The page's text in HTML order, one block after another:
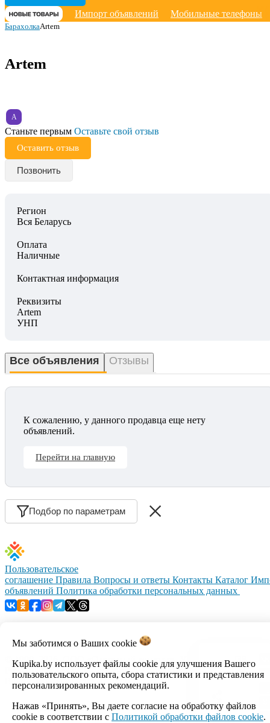
Импорт объявлений
Мобильные телефоны
БарахолкаArtem
Artem
A
Станьте первым Оставьте свой отзыв
Оставить отзыв
Позвонить
Регион
Вся Беларусь
Оплата
Наличные
Контактная информация
Реквизиты
Artem
УНП
Все объявления Отзывы
К сожалению, у данного продавца еще нету
объявлений.
Перейти на главную
Подбор по параметрам
Мы заботимся о Ваших cookie
Kupika.by использует файлы cookie для улучшения Вашего
пользовательского опыта, сбора статистики и представления
персонализированных рекомендаций.
Нажав «Принять», Вы даете согласие на обработку файлов
cookie в соответствии с Политикой обработки файлов cookie.
Пользовательское
соглашение Правила Вопросы и ответы Контакты Каталог
объявлений Политика обработки персональных данных
© 1999–2026, ООО «Открытый контакт». УНП 100008738.
Республика Беларусь, г.Минск, ул.Кальварийская, 17-518.
Время работы с 09:00 до 18:00.
Настройка cookie